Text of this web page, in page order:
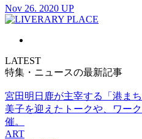
Nov 26. 2020 UP
LATEST
特集・ニュースの最新記事
宮田明日鹿が主宰する「港ま
美子を迎えたトークや、ワー
催。
ART